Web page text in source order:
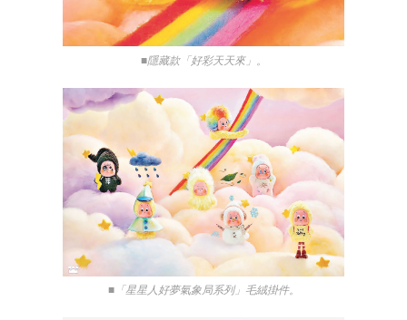
■隱藏款「好彩天天來」。
■「星星人好夢氣象局系列」毛絨掛件。